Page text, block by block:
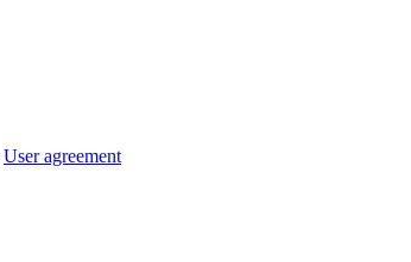
User agreement